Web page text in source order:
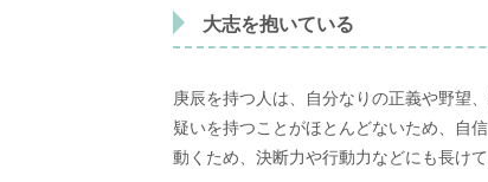
大志を抱いている
庚辰を持つ人は、自分なりの正義や野望
疑いを持つことがほとんどないため、自
動くため、決断力や行動力などにも長けて